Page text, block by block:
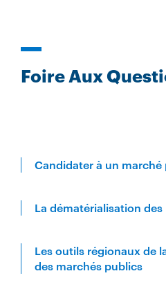
Foire Aux
Candidater à un marché
La dématérialisation
Les outils régionaux de
des marchés publics